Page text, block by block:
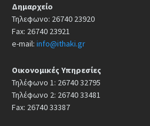
Δημαρχείο
Τηλεφωνο: 26740 23920
Fax: 26740 23921
e-mail: info@ithaki.gr
Οικονομικές Υπηρεσίες
Τηλέφωνο 1: 26740 32795
Τηλέφωνο 2: 26740 33481
Fax: 26740 33387